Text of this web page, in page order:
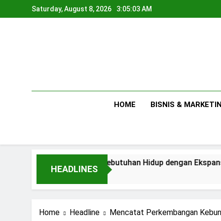
to
Saturday, August 8, 2026 3:05:05 AM
HOME BISNIS &
HEADLINES
Antara Kebutuhan Hidup dengan Ekspansi Usaha
Home Headline Mencatat Perkembangan